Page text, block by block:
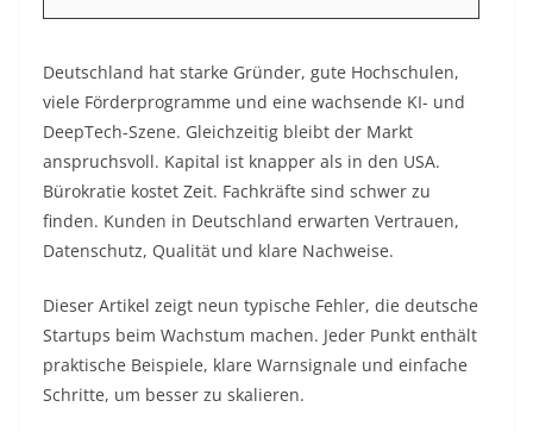
Deutschland hat starke Gründer, gute Hochschulen,
viele Förderprogramme und eine wachsende KI- und
DeepTech-Szene. Gleichzeitig bleibt der Markt
anspruchsvoll. Kapital ist knapper als in den USA.
Bürokratie kostet Zeit. Fachkräfte sind schwer zu
finden. Kunden in Deutschland erwarten Vertrauen,
Datenschutz, Qualität und klare Nachweise.
Dieser Artikel zeigt neun typische Fehler, die deutsche
Startups beim Wachstum machen. Jeder Punkt enthält
praktische Beispiele, klare Warnsignale und einfache
Schritte, um besser zu skalieren.